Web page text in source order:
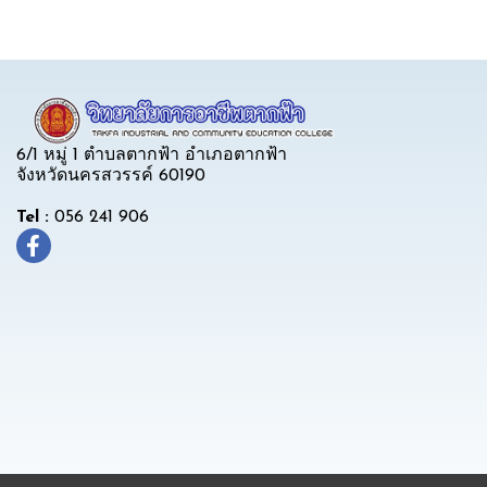
6/1 หมู่ 1 ตำบลตากฟ้า อำเภอตากฟ้า
จังหวัดนครสวรรค์ 60190
Tel : 056 241 906